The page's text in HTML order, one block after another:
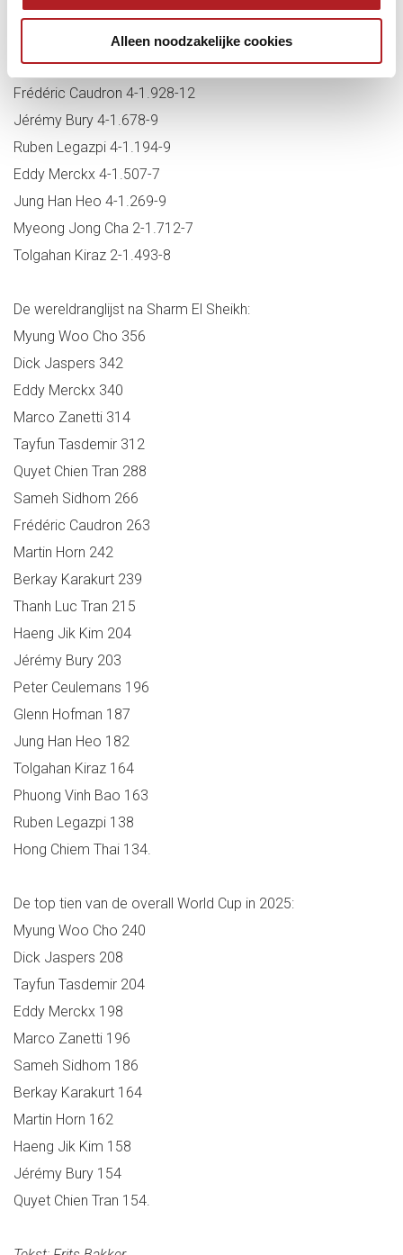
Alleen noodzakelijke cookies
Thanh Luc Tran 6-1.568-9
Myung Woo Cho 5-1.870-14
Nick Polychronopoulos 5-1.833-12
Frédéric Caudron 4-1.928-12
Jérémy Bury 4-1.678-9
Ruben Legazpi 4-1.194-9
Eddy Merckx 4-1.507-7
Jung Han Heo 4-1.269-9
Myeong Jong Cha 2-1.712-7
Tolgahan Kiraz 2-1.493-8
De wereldranglijst na Sharm El Sheikh:
Myung Woo Cho 356
Dick Jaspers 342
Eddy Merckx 340
Marco Zanetti 314
Tayfun Tasdemir 312
Quyet Chien Tran 288
Sameh Sidhom 266
Frédéric Caudron 263
Martin Horn 242
Berkay Karakurt 239
Thanh Luc Tran 215
Haeng Jik Kim 204
Jérémy Bury 203
Peter Ceulemans 196
Glenn Hofman 187
Jung Han Heo 182
Tolgahan Kiraz 164
Phuong Vinh Bao 163
Ruben Legazpi 138
Hong Chiem Thai 134.
De top tien van de overall World Cup in 2025:
Myung Woo Cho 240
Dick Jaspers 208
Tayfun Tasdemir 204
Eddy Merckx 198
Marco Zanetti 196
Sameh Sidhom 186
Berkay Karakurt 164
Martin Horn 162
Haeng Jik Kim 158
Jérémy Bury 154
Quyet Chien Tran 154.